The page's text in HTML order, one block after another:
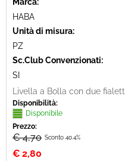
HABA
Unità di misura:
PZ
Sc.Club Convenzionati:
SI
Livella a Bolla con due
Disponibilità:
Disponibile
Prezzo:
€ 4,70 Sconto 40.4%
€ 2,80